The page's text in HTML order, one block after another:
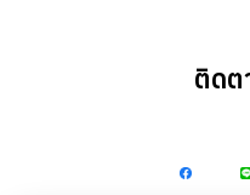
ติดต